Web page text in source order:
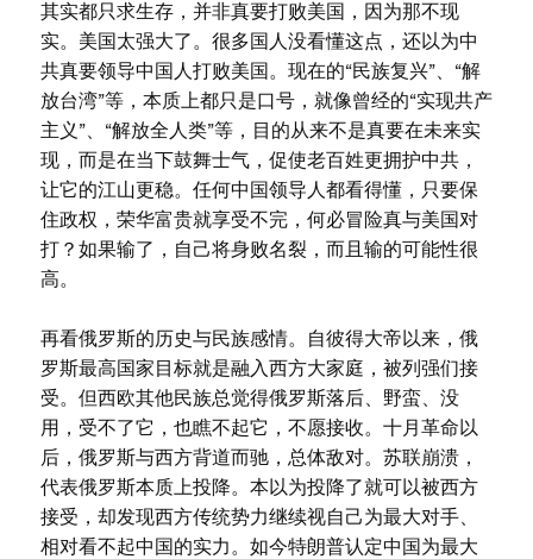
其实都只求生存，并非真要打败美国，因为那不现
实。美国太强大了。很多国人没看懂这点，还以为中
共真要领导中国人打败美国。现在的“民族复兴”、“解
放台湾”等，本质上都只是口号，就像曾经的“实现共产
主义”、“解放全人类”等，目的从来不是真要在未来实
现，而是在当下鼓舞士气，促使老百姓更拥护中共，
让它的江山更稳。任何中国领导人都看得懂，只要保
住政权，荣华富贵就享受不完，何必冒险真与美国对
打？如果输了，自己将身败名裂，而且输的可能性很
高。
再看俄罗斯的历史与民族感情。自彼得大帝以来，俄
罗斯最高国家目标就是融入西方大家庭，被列强们接
受。但西欧其他民族总觉得俄罗斯落后、野蛮、没
用，受不了它，也瞧不起它，不愿接收。十月革命以
后，俄罗斯与西方背道而驰，总体敌对。苏联崩溃，
代表俄罗斯本质上投降。本以为投降了就可以被西方
接受，却发现西方传统势力继续视自己为最大对手、
相对看不起中国的实力。如今特朗普认定中国为最大